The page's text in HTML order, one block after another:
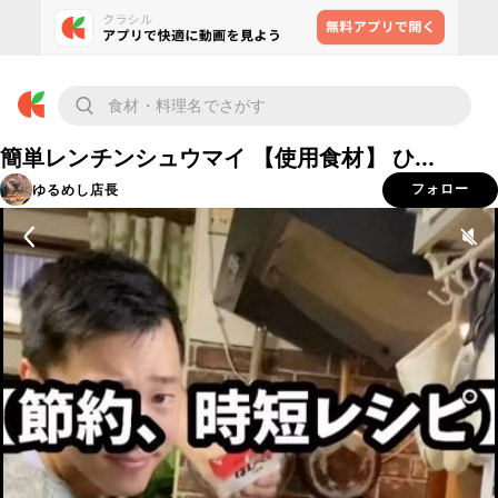
簡単レンチンシュウマイ 【使用食材】 ひ...
ゆるめし店長 フォロー